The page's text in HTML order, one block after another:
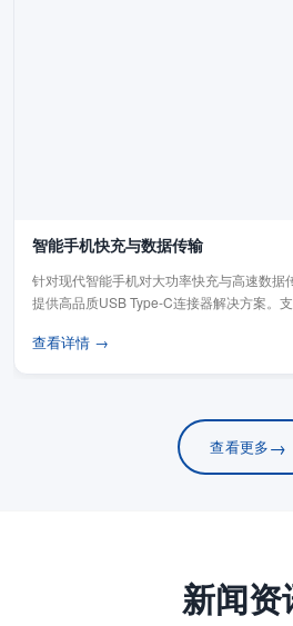
智能手机快充与数据传输
针对现代智能手机对大功率快充与高速数据
提供高品质USB Type-C连接器解决方案。
查看详情 →
查看更多→
新闻资